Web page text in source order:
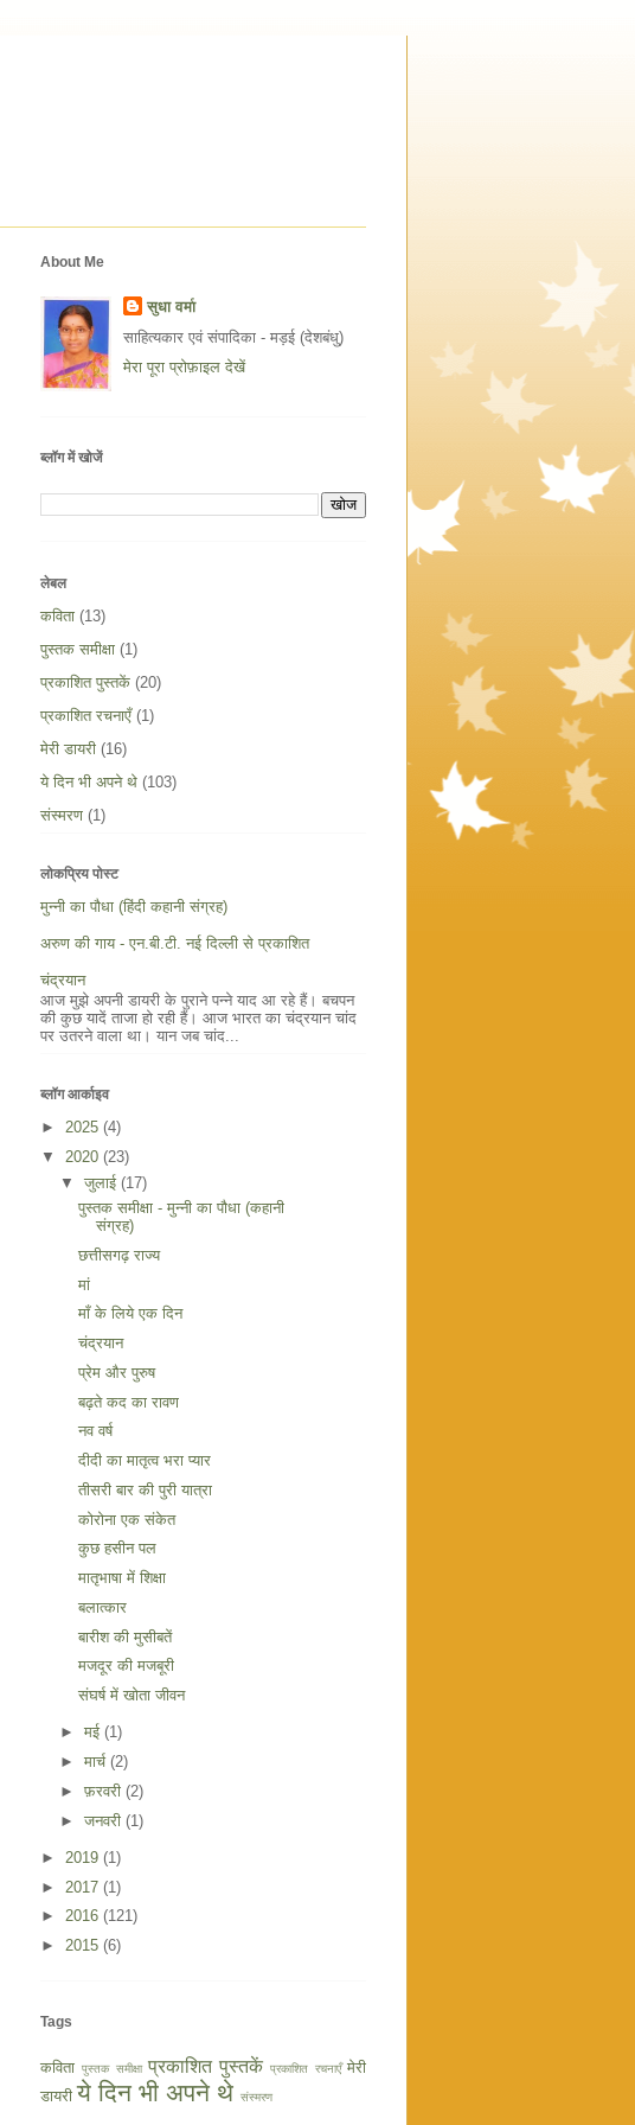
About Me
सुधा वर्मा
साहित्यकार एवं संपादिका - मड़ई (देशबंधु)
मेरा पूरा प्रोफ़ाइल देखें
ब्लॉग में खोजें
लेबल
कविता (13)
पुस्तक समीक्षा (1)
प्रकाशित पुस्तकें (20)
प्रकाशित रचनाएँ (1)
मेरी डायरी (16)
ये दिन भी अपने थे (103)
संस्मरण (1)
लोकप्रिय पोस्ट
मुन्नी का पौधा (हिंदी कहानी संग्रह)
अरुण की गाय - एन.बी.टी. नई दिल्ली से प्रकाशित
चंद्रयान
आज मुझे अपनी डायरी के पुराने पन्ने याद आ रहे हैं। बचपन
की कुछ यादें ताजा हो रही हैं। आज भारत का चंद्रयान चांद
पर उतरने वाला था। यान जब चांद...
ब्लॉग आर्काइव
► 2025 (4)
▼ 2020 (23)
▼ जुलाई (17)
पुस्तक समीक्षा - मुन्नी का पौधा (कहानी
संग्रह)
छत्तीसगढ़ राज्य
मां
माँ के लिये एक दिन
चंद्रयान
प्रेम और पुरुष
बढ़ते कद का रावण
नव वर्ष
दीदी का मातृत्व भरा प्यार
तीसरी बार की पुरी यात्रा
कोरोना एक संकेत
कुछ हसीन पल
मातृभाषा में शिक्षा
बलात्कार
बारीश की मुसीबतें
मजदूर की मजबूरी
संघर्ष में खोता जीवन
► मई (1)
► मार्च (2)
► फ़रवरी (2)
► जनवरी (1)
► 2019 (1)
► 2017 (1)
► 2016 (121)
► 2015 (6)
Tags
कविता पुस्तक समीक्षा प्रकाशित पुस्तकें प्रकाशित रचनाएँ मेरी
डायरी ये दिन भी अपने थे संस्मरण